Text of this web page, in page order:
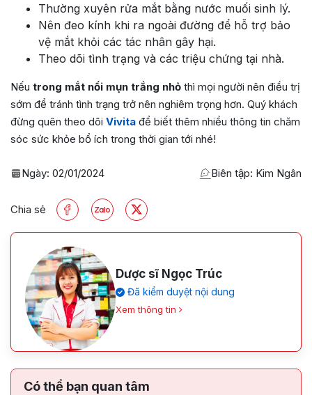
Thường xuyên rửa mắt bằng nước muối sinh lý.
Nên đeo kính khi ra ngoài đường để hỗ trợ bảo
vệ mắt khỏi các tác nhân gây hại.
Theo dõi tình trạng và các triệu chứng tại nhà.
Nếu trong mắt nổi mụn trắng nhỏ thì mọi người nên điều trị
sớm để tránh tình trạng trở nên nghiêm trọng hơn. Quý khách
đừng quên theo dõi Vivita để biết thêm nhiều thông tin chăm
sóc sức khỏe bổ ích trong thời gian tới nhé!
Ngày: 02/01/2024 Biên tập: Kim Ngân
Chia sẻ
Dược sĩ Ngọc Trúc
Đã kiểm duyệt nội dung
Xem thông tin
Có thể bạn quan tâm